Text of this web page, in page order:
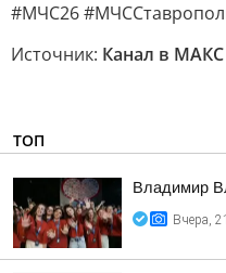
#МЧС26
Источник: Канал в
ТОП
Владимир
Вчера,